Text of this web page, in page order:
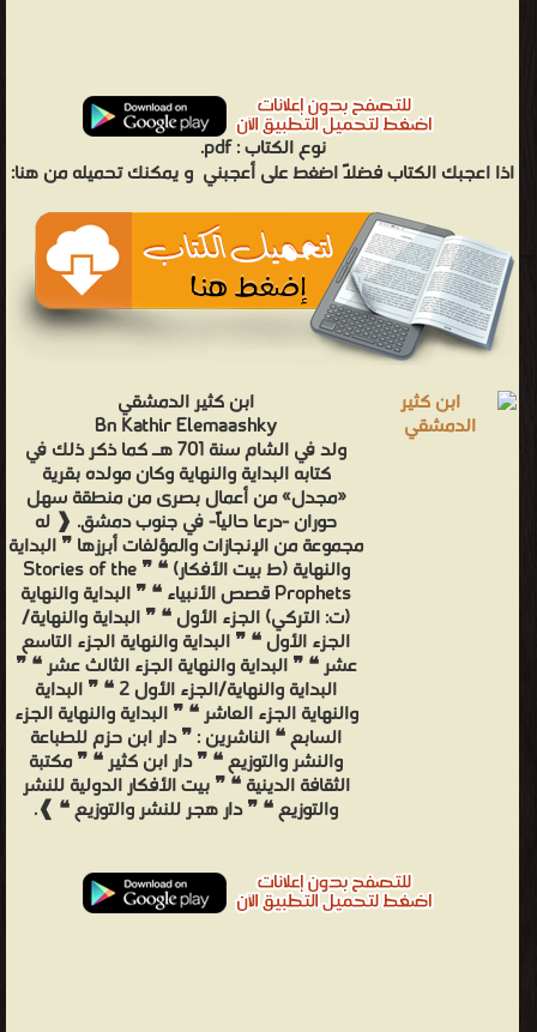
نوع الكتاب :pdf.
اذا اعجبك الكتاب فضلاً اضغط على أعجبني و يمكنك تحميله من هنا:
ابن كثير الدمشقي
Bn Kathir Elemaashky
ولد في الشام سنة 701 هـ كما ذكر ذلك في
كتابه البداية والنهاية وكان مولده بقرية
«مجدل» من أعمال بصرى من منطقة سهل
حوران -درعا حالياً- في جنوب دمشق. ❰ له
مجموعة من الإنجازات والمؤلفات أبرزها ❞ البداية
والنهاية (ط بيت الأفكار) ❝ ❞ Stories of the
Prophets قصص الأنبياء ❝ ❞ البداية والنهاية
(ت: التركي) الجزء الأول ❝ ❞ البداية والنهاية/
الجزء الأول ❝ ❞ البداية والنهاية الجزء التاسع
عشر ❝ ❞ البداية والنهاية الجزء الثالث عشر ❝ ❞
البداية والنهاية/الجزء الأول 2 ❝ ❞ البداية
والنهاية الجزء العاشر ❝ ❞ البداية والنهاية الجزء
السابع ❝ الناشرين : ❞ دار ابن حزم للطباعة
والنشر والتوزيع ❝ ❞ دار ابن كثير ❝ ❞ مكتبة
الثقافة الدينية ❝ ❞ بيت الأفكار الدولية للنشر
والتوزيع ❝ ❞ دار هجر للنشر والتوزيع ❝ ❱.